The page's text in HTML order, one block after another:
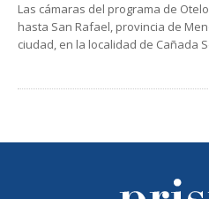
Las cámaras del programa de
hasta San Rafael, provincia de
ciudad, en la localidad de Cañada